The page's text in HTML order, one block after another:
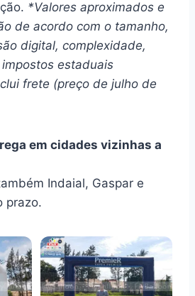
*Valores aproximados e
de acordo com o tamanho,
digital, complexidade,
estaduais
frete (preço de julho de
em cidades vizinhas a
Indaial, Gaspar e
prazo.